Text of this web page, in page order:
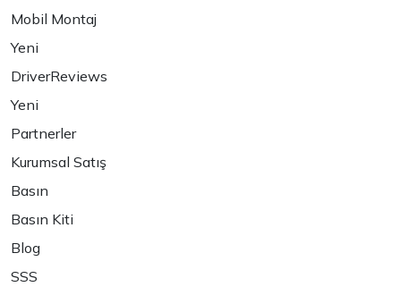
Mobil Montaj
Yeni
DriverReviews
Yeni
Partnerler
Kurumsal Satış
Basın
Basın Kiti
Blog
SSS